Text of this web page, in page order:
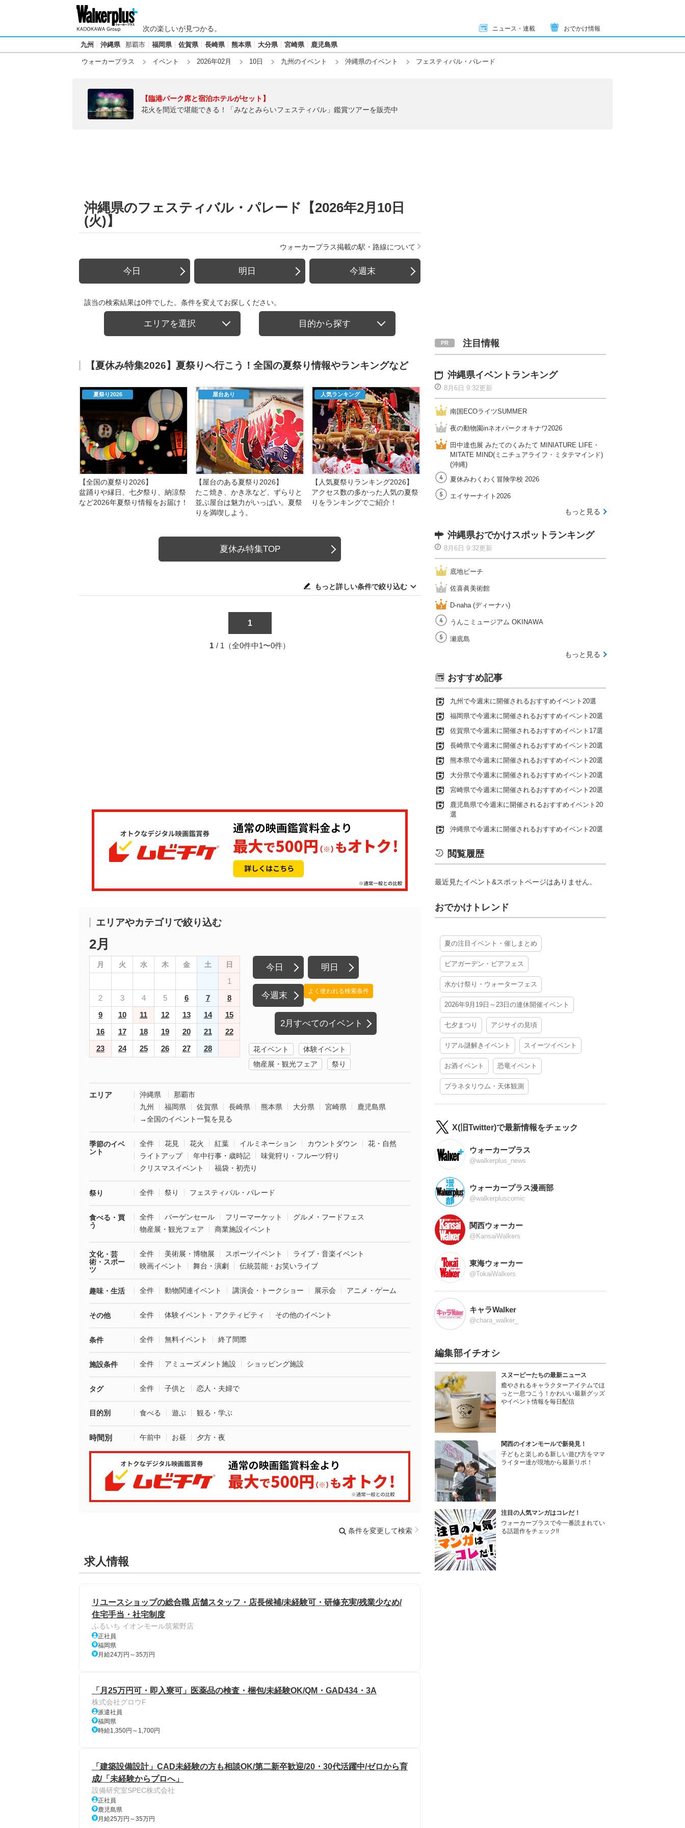
次の楽しいが見つかる。 ニュース・連載 おでかけ情報
九州 沖縄県 那覇市 福岡県 佐賀県 長崎県 熊本県 大分県 宮崎県 鹿児島県
ウォーカープラス イベント 2026年02月 10日 九州のイベント 沖縄県のイベント フェスティバル・パレード
【臨港パーク席と宿泊ホテルがセット】
花火を間近で堪能できる！「みなとみらいフェスティバル」鑑賞ツアーを販売中
沖縄県のフェスティバル・パレード【2026年2月10日
(火)】
ウォーカープラス掲載の駅・路線について
今日 明日 今週末
該当の検索結果は0件でした。条件を変えてお探しください。
エリアを選択 目的から探す
【夏休み特集2026】夏祭りへ行こう！全国の夏祭り情報やランキングなど
夏祭り2026
【全国の夏祭り2026】
盆踊りや縁日、七夕祭り、納涼祭
など2026年夏祭り情報をお届け！
屋台あり
【屋台のある夏祭り2026】
たこ焼き、かき氷など、ずらりと
並ぶ屋台は魅力がいっぱい。夏祭
りを満喫しよう。
人気ランキング
【人気夏祭りランキング2026】
アクセス数の多かった人気の夏祭
りをランキングでご紹介！
夏休み特集TOP
もっと詳しい条件で絞り込む
1
1 / 1（全0件中1〜0件）
エリアやカテゴリで絞り込む
2月
月 火 水 木 金 土 日
1
2
3 4 5 6 7
8
9
10 11 12 13 14
15
16
17 18 19 20 21
22
23
24 25 26 27 28
今日 明日
今週末
2月すべてのイベント
よく使われる検索条件
花イベント
体験イベント
物産展・観光フェア
祭り
エリア 沖縄県
那覇市
九州
福岡県 佐賀県 長崎県 熊本県 大分県 宮崎県
鹿児島県
→全国のイベント一覧を見る
季節のイベ
ント
全件 花見 花火 紅葉 イルミネーション カウントダウン
花・自然
ライトアップ
年中行事・歳時記
味覚狩り・フルーツ狩り
クリスマスイベント
福袋・初売り
祭り 全件 祭り フェスティバル・パレード
食べる・買
う
全件 バーゲンセール フリーマーケット
グルメ・フードフェス
物産展・観光フェア
商業施設イベント
文化・芸
術・スポー
ツ
全件 美術展・博物展 スポーツイベント
ライブ・音楽イベント
映画イベント
舞台・演劇 伝統芸能・お笑いライブ
趣味・生活 全件 動物関連イベント 講演会・トークショー 展示会 アニメ・ゲーム
その他 全件 体験イベント・アクティビティ その他のイベント
条件 全件 無料イベント 終了間際
施設条件 全件 アミューズメント施設 ショッピング施設
タグ 全件 子供と 恋人・夫婦で
目的別 食べる 遊ぶ 観る・学ぶ
時間別 午前中 お昼 夕方・夜
条件を変更して検索
求人情報
リユースショップの総合職 店舗スタッフ・店長候補/未経験可・研修充実/残業少なめ/
住宅手当・社宅制度
ふるいち イオンモール筑紫野店
正社員
福岡県
月給24万円～35万円
「月25万円可・即入寮可」医薬品の検査・梱包/未経験OK/QM・GAD434・3A
株式会社グロウF
派遣社員
福岡県
時給1,350円～1,700円
「建築設備設計」CAD未経験の方も相談OK/第二新卒歓迎/20・30代活躍中/ゼロから育
成/「未経験からプロへ」
設備研究室SPEC株式会社
正社員
鹿児島県
月給25万円～35万円
注目情報
沖縄県イベントランキング
8月6日 9:32更新
南国ECOライツSUMMER
夜の動物園inネオパークオキナワ2026
田中達也展 みたてのくみたて MINIATURE LIFE・
MITATE MIND(ミニチュアライフ・ミタテマインド)
(沖縄)
夏休みわくわく冒険学校 2026
エイサーナイト2026
もっと見る
沖縄県おでかけスポットランキング
8月6日 9:32更新
底地ビーチ
佐喜眞美術館
D-naha (ディーナハ)
うんこミュージアム OKINAWA
瀬底島
もっと見る
おすすめ記事
九州で今週末に開催されるおすすめイベント20選
福岡県で今週末に開催されるおすすめイベント20選
佐賀県で今週末に開催されるおすすめイベント17選
長崎県で今週末に開催されるおすすめイベント20選
熊本県で今週末に開催されるおすすめイベント20選
大分県で今週末に開催されるおすすめイベント20選
宮崎県で今週末に開催されるおすすめイベント20選
鹿児島県で今週末に開催されるおすすめイベント20
選
沖縄県で今週末に開催されるおすすめイベント20選
閲覧履歴
最近見たイベント&スポットページはありません。
おでかけトレンド
夏の注目イベント・催しまとめ
ビアガーデン・ビアフェス
水かけ祭り・ウォーターフェス
2026年9月19日～23日の連休開催イベント
七夕まつり アジサイの見頃
リアル謎解きイベント スイーツイベント
お酒イベント 恐竜イベント
プラネタリウム・天体観測
X(旧Twitter)で最新情報をチェック
ウォーカープラス
@walkerplus_news
ウォーカープラス漫画部
@walkerpluscomic
関西ウォーカー
@KansaiWalkers
東海ウォーカー
@TokaiWalkers
キャラWalker
@chara_walker_
編集部イチオシ
スヌーピーたちの最新ニュース
癒やされるキャラクターアイテムでほ
っと一息つこう！かわいい最新グッズ
やイベント情報を毎日配信
関西のイオンモールで新発見！
子どもと楽しめる新しい遊び方をママ
ライター達が現地から最新リポ！
注目の人気マンガはコレだ！
ウォーカープラスで今一番読まれてい
る話題作をチェック!!